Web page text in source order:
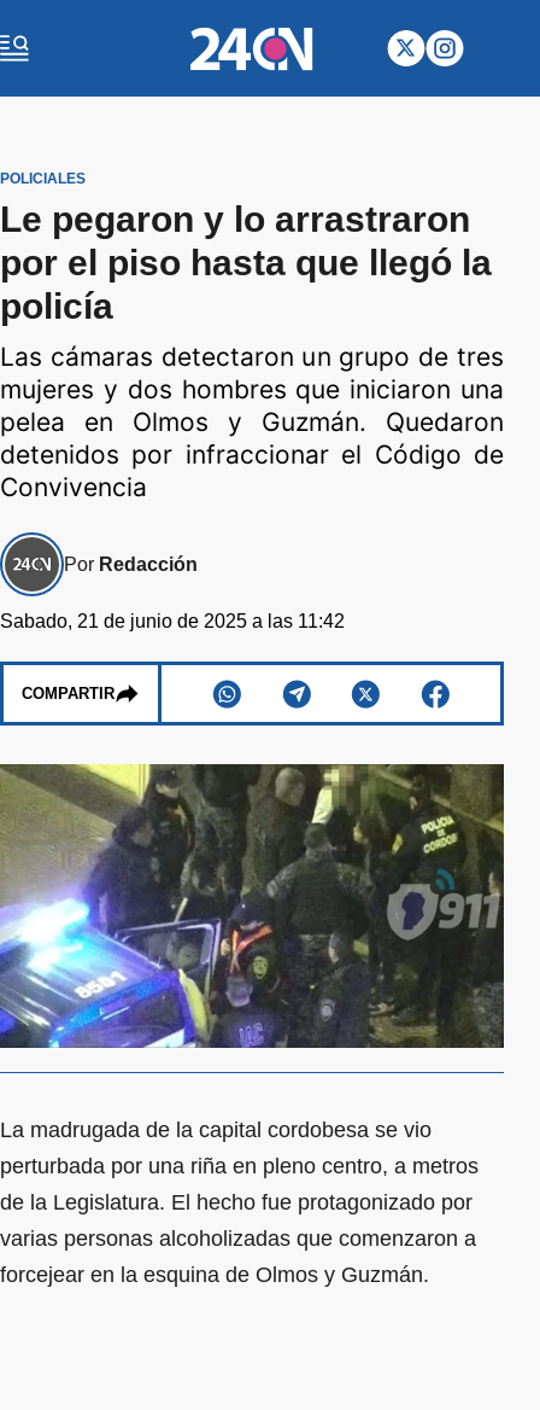
POLICIALES
Le pegaron y lo arrastraron
por el piso hasta que llegó la
policía
Las cámaras detectaron un grupo de tres
mujeres y dos hombres que iniciaron una
pelea en Olmos y Guzmán. Quedaron
detenidos por infraccionar el Código de
Convivencia
Por Redacción
Sabado, 21 de junio de 2025 a las 11:42
COMPARTIR
La madrugada de la capital cordobesa se vio
perturbada por una riña en pleno centro, a metros
de la Legislatura. El hecho fue protagonizado por
varias personas alcoholizadas que comenzaron a
forcejear en la esquina de Olmos y Guzmán.